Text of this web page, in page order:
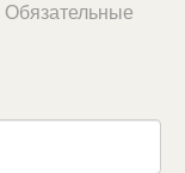
Обязательные